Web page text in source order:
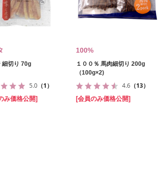
細切り 70g
5.0 （1）
み価格公開]
100%
１００％ 馬肉細切り 200g
（100g×2)
4.6 （13）
[会員のみ価格公開]